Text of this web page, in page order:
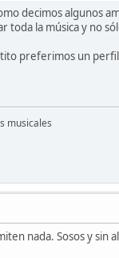
decimos algunos
toda la música y no
preferimos un
musicales
nada. Sosos y sin